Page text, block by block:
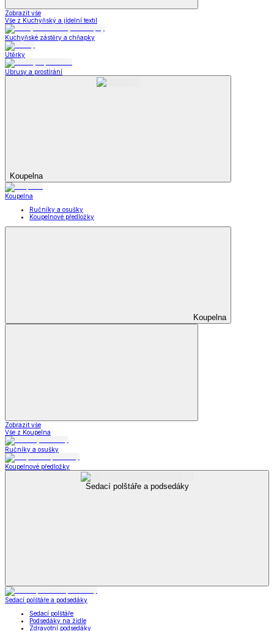
Zobrazit vše
Vše z Kuchyňský a jídelní textil
Kuchyňské zástěry a chňapky
Utěrky
Ubrusy a prostírání
Koupelna
Koupelna
Ručníky a osušky
Koupelnové předložky
Koupelna
Zobrazit vše
Vše z Koupelna
Ručníky a osušky
Koupelnové předložky
Sedací polštáře a podsedáky
Sedací polštáře a podsedáky
Sedací polštáře
Podsedáky na židle
Zdravotní podsedáky